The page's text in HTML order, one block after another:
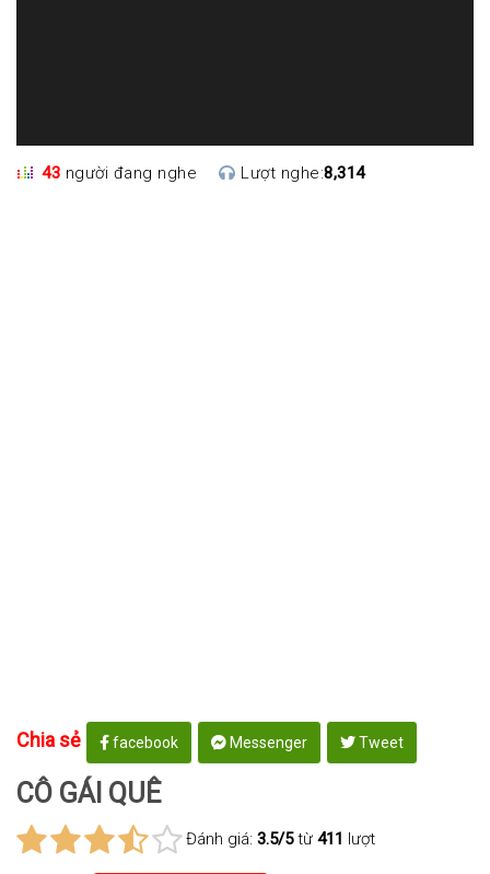
43 người đang nghe Lượt nghe:8,314
Chia sẻ facebook Messenger Tweet
CÔ GÁI QUÊ
Đánh giá: 3.5/5từ 411 lượt